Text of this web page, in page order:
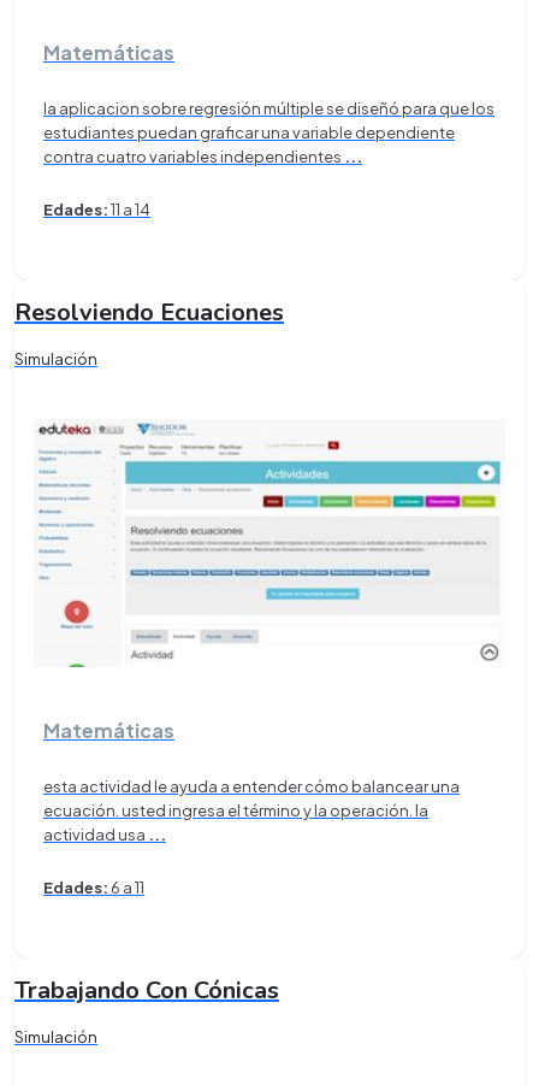
Matemáticas
la aplicacion sobre regresión múltiple se diseñó para que los
estudiantes puedan graficar una variable dependiente
contra cuatro variables independientes ...
Edades:11 a 14
Resolviendo Ecuaciones
Simulación
Matemáticas
esta actividad le ayuda a entender cómo balancear una
ecuación. usted ingresa el término y la operación. la
actividad usa ...
Edades: 6 a 11
Trabajando Con Cónicas
Simulación